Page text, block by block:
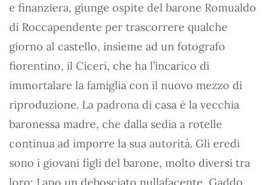
e finanziera, giunge ospite del barone Romualdo
di Roccapendente per trascorrere qualche
giorno al castello, insieme ad un fotografo
fiorentino, il Ciceri, che ha l’incarico di
immortalare la famiglia con il nuovo mezzo di
riproduzione. La padrona di casa è la vecchia
baronessa madre, che dalla sedia a rotelle
continua ad imporre la sua autorità. Gli eredi
sono i giovani figli del barone, molto diversi tra